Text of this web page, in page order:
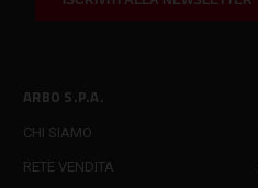
ARBO S.P.A.
CHI SIAMO
RETE VENDITA